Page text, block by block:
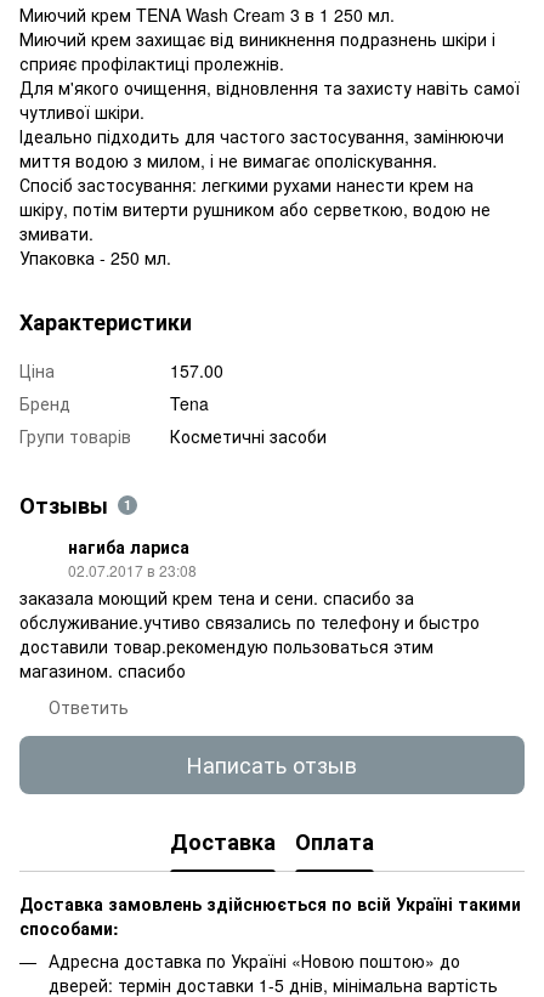
Миючий крем TENA Wash Cream 3 в 1 250 мл.
Миючий крем захищає від виникнення подразнень шкіри і
сприяє профілактиці пролежнів.
Для м'якого очищення, відновлення та захисту навіть самої
чутливої шкіри.
Ідеально підходить для частого застосування, замінюючи
миття водою з милом, і не вимагає ополіскування.
Спосіб застосування: легкими рухами нанести крем на
шкіру, потім витерти рушником або серветкою, водою не
змивати.
Упаковка - 250 мл.
Характеристики
Ціна
157.00
Бренд
Tena
Групи товарів
Косметичні засоби
Отзывы 1
нагиба лариса
02.07.2017 в 23:08
заказала моющий крем тена и сени. спасибо за
обслуживание.учтиво связались по телефону и быстро
доставили товар.рекомендую пользоваться этим
магазином. спасибо
Ответить
Написать отзыв
Доставка Оплата
Доставка замовлень здійснюється по всій Україні такими
способами:
Адресна доставка по Україні «Новою поштою» до
дверей: термін доставки 1-5 днів, мінімальна вартість